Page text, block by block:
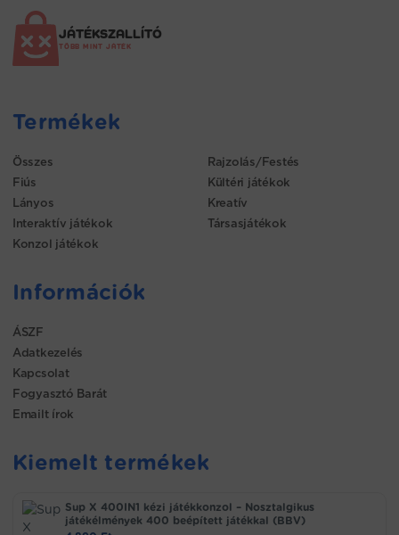
JÁTÉKSZALLÍTÓ
TÖBB MINT JÁTÉK
Termékek
Összes
Fiús
Lányos
Interaktív játékok
Konzol játékok
Rajzolás/Festés
Kültéri játékok
Kreatív
Társasjátékok
Információk
ÁSZF
Adatkezelés
Kapcsolat
Fogyasztó Barát
Emailt írok
Kiemelt termékek
Sup X 400IN1 kézi játékkonzol – Nosztalgikus
játékélmények 400 beépített játékkal (BBV)